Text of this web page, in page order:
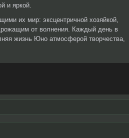
и яркой.
их мир: эксцентричной хозяйкой,
от волнения. Каждый день в
жизнь Юно атмосферой творчества,